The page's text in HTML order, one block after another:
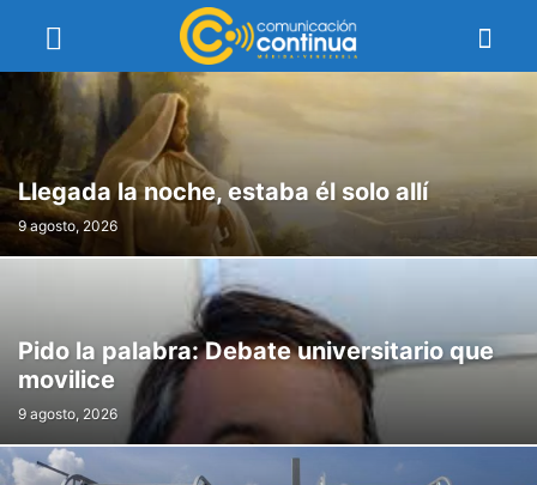
Llegada la noche, estaba él solo allí
9 agosto, 2026
Pido la palabra: Debate universitario que
movilice
9 agosto, 2026